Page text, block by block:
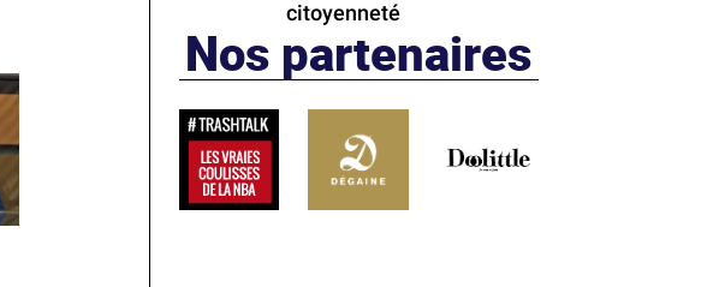
citoyenneté
Nos partenaires